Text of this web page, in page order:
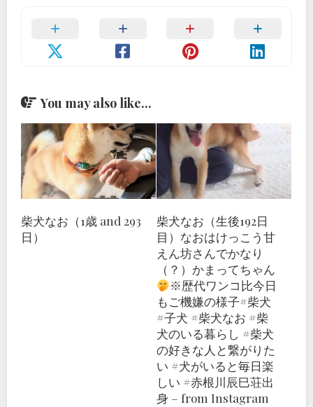
You may also like...
柴犬なお（1歳 and 293
日）
柴犬なお（生後192日
目）なおはけっこう甘
えん坊さんでかなり
（？）かまってちゃん
※歴代ワンコ比今日
もご機嫌の様子#柴犬
#子犬 #柴犬なお #柴
犬のいる暮らし #柴犬
の好きな人と繋がりた
い #犬がいると毎日楽
しい #赤根川辰巳荘出
身 – from Instagram